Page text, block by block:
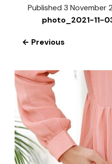
Published 3 November
photo_2021-11-
← Previous